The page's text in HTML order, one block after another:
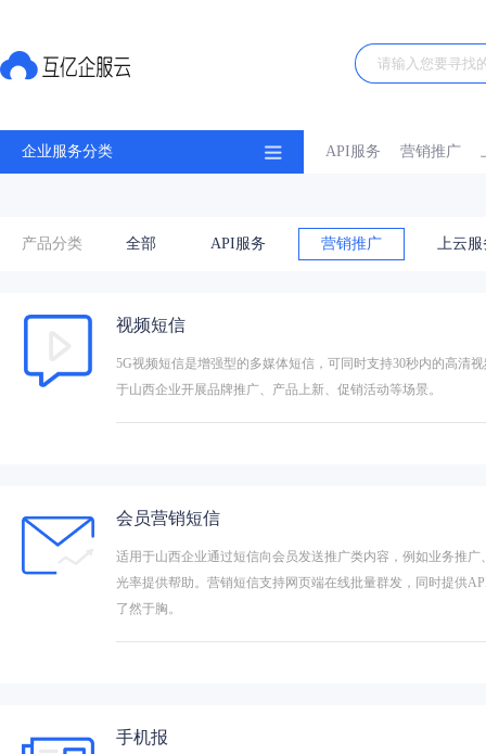
企业服务分类 API服务 营销推广
产品分类 全部 API服务 营销推广 上云服
视频短信
5G视频短信是增强型的多媒体短信，可同时支持30秒内的高清
于山西企业开展品牌推广、产品上新、促销活动等场景。
会员营销短信
适用于山西企业通过短信向会员发送推广类内容，例如业务推
光率提供帮助。营销短信支持网页端在线批量群发，同时提供
了然于胸。
手机报